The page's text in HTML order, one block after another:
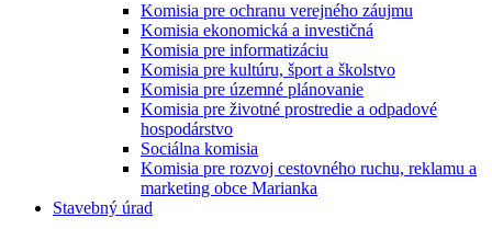
Komisia pre ochranu verejného záujmu
Komisia ekonomická a investičná
Komisia pre informatizáciu
Komisia pre kultúru, šport a školstvo
Komisia pre územné plánovanie
Komisia pre životné prostredie a odpadové
hospodárstvo
Sociálna komisia
Komisia pre rozvoj cestovného ruchu, reklamu a
marketing obce Marianka
Stavebný úrad